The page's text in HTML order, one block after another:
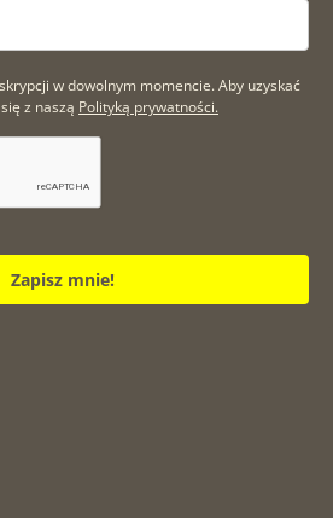
w dowolnym momencie. Aby uzyskać
z naszą Polityką prywatności.
Zapisz mnie!